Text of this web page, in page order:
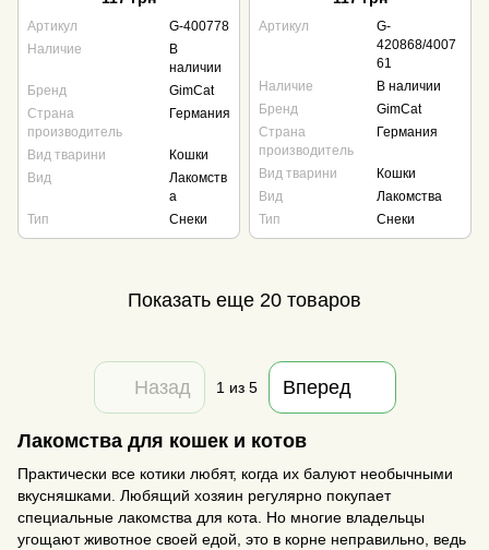
Артикул
G-400778
Наличие
В
наличии
Бренд
GimCat
Страна
производитель
Германия
Вид тварини
Кошки
Вид
Лакомств
а
Тип
Снеки
Артикул
G-
420868/4007
61
Наличие
В наличии
Бренд
GimCat
Страна
производитель
Германия
Вид тварини
Кошки
Вид
Лакомства
Тип
Снеки
Показать еще 20 товаров
Назад 1из 5 Вперед
Лакомства для кошек и котов
Практически все котики любят, когда их балуют необычными
вкусняшками. Любящий хозяин регулярно покупает
специальные лакомства для кота. Но многие владельцы
угощают животное своей едой, это в корне неправильно, ведь